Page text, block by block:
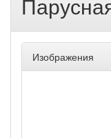
Изображения